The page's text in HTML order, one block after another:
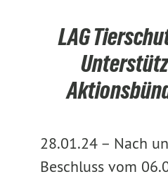
LAG
28.01.24 – Nach
Beschluss vom